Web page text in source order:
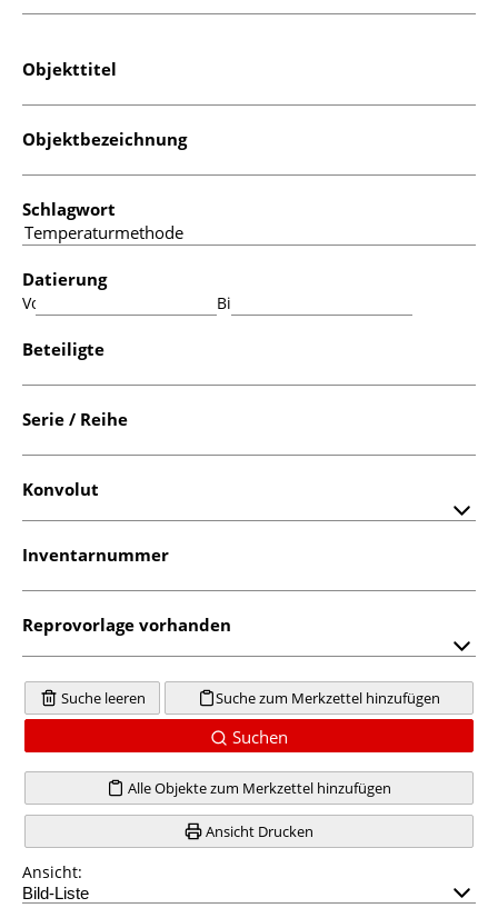
Objekttitel
Objektbezeichnung
Schlagwort
Datierung
Von: Bis:
Beteiligte
Serie / Reihe
Konvolut
Inventarnummer
Reprovorlage vorhanden
Suche leeren Suche zum Merkzettel hinzufügen
Suchen
Alle Objekte zum Merkzettel hinzufügen
Ansicht Drucken
Ansicht: